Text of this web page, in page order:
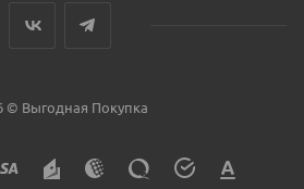
© Выгодная Покупка